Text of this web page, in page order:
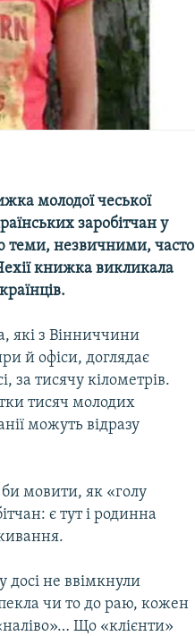
молодої чеської
заробітчан у
теми, незвичними, часто
книжка викликала
які з Вінниччини
й офіси, доглядає
за тисячу кілометрів.
тисяч молодих
можуть відразу
би мовити, як «голу
є тут і родинна
досі не ввімкнули
чи то до раю, кожен
Що «клієнти»